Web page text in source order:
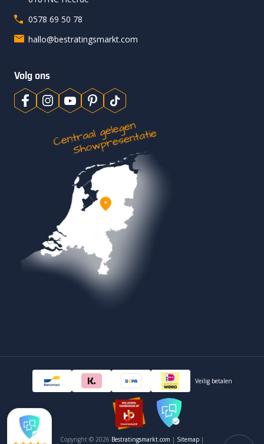
0578 69 50 78
hallo@bestratingsmarkt.com
Volg ons
Veilig betalen
Copyright © 2026 Bestratingsmarkt.com | Sitemap |